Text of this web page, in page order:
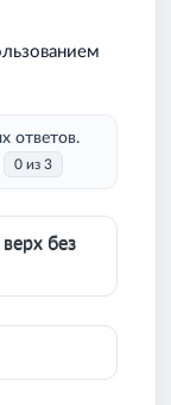
ответов.
0 из 3
без